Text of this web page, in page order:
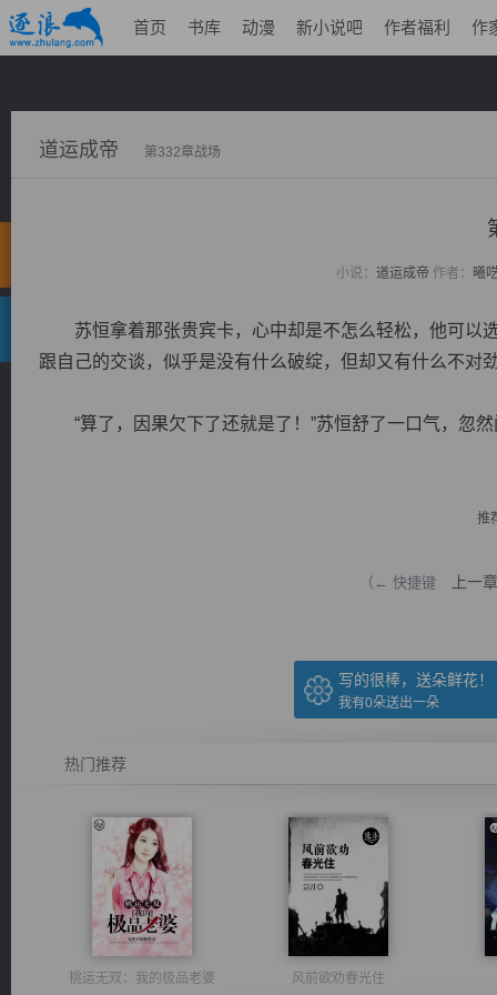
首页 书库 动漫 新小说吧 作者福利 作
道运成帝 第332章战场
小说： 道运成帝 作者： 曦
苏恒拿着那张贵宾卡，心中却是不怎么轻松，他可以
跟自己的交谈，似乎是没有什么破绽，但却又有什么不对
“算了，因果欠下了还就是了！”苏恒舒了一口气，忽然
推
（← 快捷键 上一章
写的很棒，送朵鲜花！
我有0朵送出一朵
热门推荐
桃运无双：我的极品老婆 风前欲劝春光住